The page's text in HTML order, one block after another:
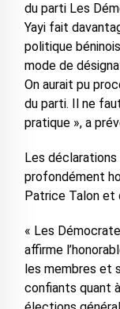
du parti Les
Yayi fait
politique
mode de
On aurait pu
du parti. Il ne
pratique », a
Les
profondément
Patrice Talon et
« Les
affirme
les membres et
confiants quant